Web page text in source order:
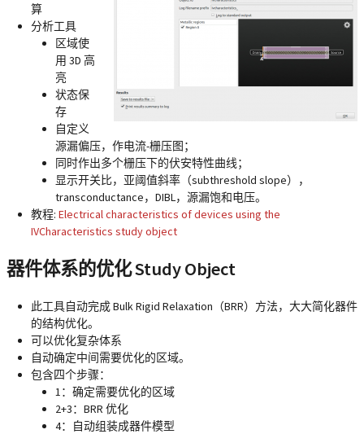
算
分析工具
区域使
用 3D 高
亮
状态保
存
自定义
源漏偏压，作电流-栅压图；
同时作出多个栅压下的伏安特性曲线；
显示开关比，亚阈值斜率（subthreshold slope），
transconductance，DIBL，源漏饱和电压。
教程: Electrical characteristics of devices using the
IVCharacteristics study object
器件体系的优化 Study Object
此工具自动完成 Bulk Rigid Relaxation（BRR）方法，大大简化器件
的结构优化。
可以优化复杂体系
自动确定中间需要优化的区域。
包含四个步骤：
1：确定需要优化的区域
2+3：BRR 优化
4：自动组装成器件模型